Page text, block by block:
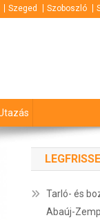
Szeged Szoboszló
Tarló- és
Abaúj-